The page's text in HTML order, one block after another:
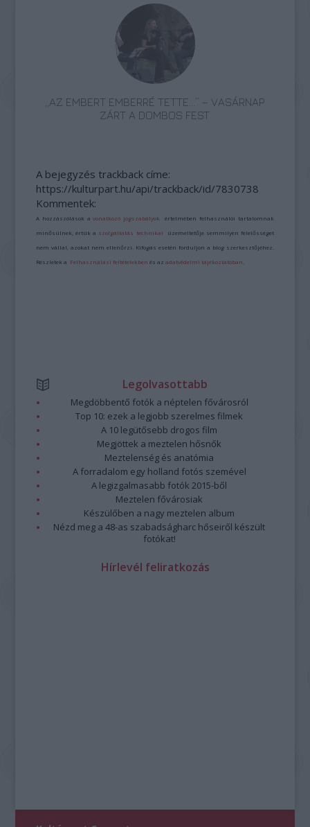
„AZ EMBERT EMBERRÉ TETTE…” – VASÁRNAP
ZÁRT A DOMBOS FEST
A bejegyzés trackback címe:
https://kulturpart.hu/api/trackback/id/7830738
Kommentek:
A hozzászólások avonatkozó jogszabályok értelmében felhasználói tartalomnak
minősülnek, értük a szolgáltatás technikai üzemeltetője semmilyen felelősséget
nem vállal, azokat nem ellenőrzi. Kifogás esetén forduljon a blog szerkesztőjéhez.
Részletek a Felhasználási feltételekben és azadatvédelmi tájékoztatóban
Legolvasottabb
Megdöbbentő fotók a néptelen fővárosról
Top 10: ezek a legjobb szerelmes filmek
A 10 legütősebb drogos film
Megjöttek a meztelen hősnők
Meztelenség és anatómia
A forradalom egy holland fotós szemével
A legizgalmasabb fotók 2015-ből
Meztelen fővárosiak
Készülőben a nagy meztelen album
Nézd meg a 48-as szabadságharc hőseiről készült
fotókat!
Hírlevél feliratkozás